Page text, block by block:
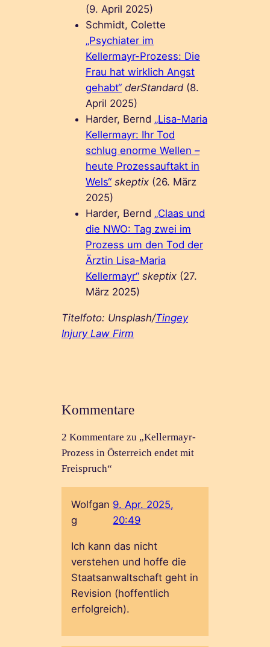
(9. April 2025)
Schmidt, Colette
„Psychiater im
Kellermayr-Prozess: Die
Frau hat wirklich Angst
gehabt“ derStandard (8.
April 2025)
Harder, Bernd „Lisa-Maria
Kellermayr: Ihr Tod
schlug enorme Wellen –
heute Prozessauftakt in
Wels“ skeptix (26. März
2025)
Harder, Bernd „Claas und
die NWO: Tag zwei im
Prozess um den Tod der
Ärztin Lisa-Maria
Kellermayr“ skeptix (27.
März 2025)
Titelfoto: Unsplash/Tingey
Injury Law Firm
Kommentare
2 Kommentare zu „Kellermayr-
Prozess in Österreich endet mit
Freispruch“
Wolfgan
g
9. Apr. 2025,
20:49
Ich kann das nicht
verstehen und hoffe die
Staatsanwaltschaft geht in
Revision (hoffentlich
erfolgreich).